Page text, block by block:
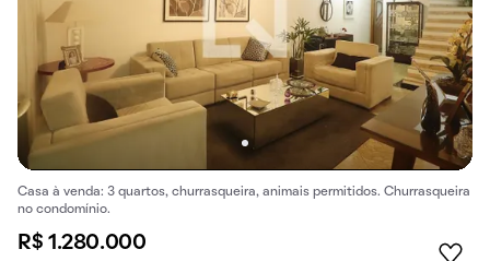
Casa à venda: 3 quartos, churrasqueira, animais permitidos. Churrasqueira
no condomínio.
R$ 1.280.000